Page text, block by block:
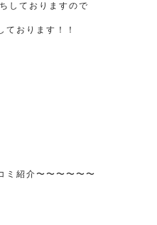
しておりますので
ております！！
ミ紹介〜〜〜〜〜〜